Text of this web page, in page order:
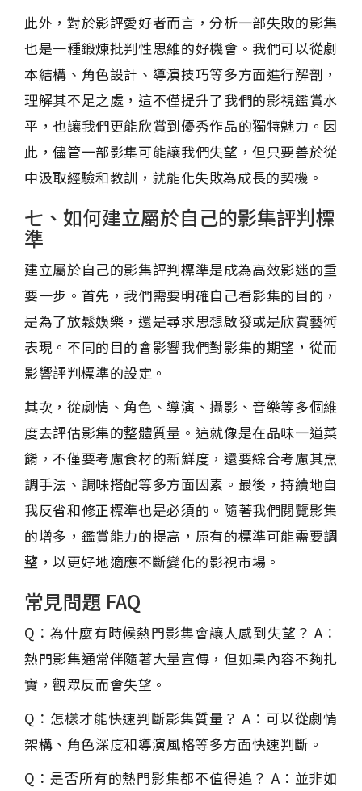
此外，對於影評愛好者而言，分析一部失敗的影集
也是一種鍛煉批判性思維的好機會。我們可以從劇
本結構、角色設計、導演技巧等多方面進行解剖，
理解其不足之處，這不僅提升了我們的影視鑑賞水
平，也讓我們更能欣賞到優秀作品的獨特魅力。因
此，儘管一部影集可能讓我們失望，但只要善於從
中汲取經驗和教訓，就能化失敗為成長的契機。
七、如何建立屬於自己的影集評判標
準
建立屬於自己的影集評判標準是成為高效影迷的重
要一步。首先，我們需要明確自己看影集的目的，
是為了放鬆娛樂，還是尋求思想啟發或是欣賞藝術
表現。不同的目的會影響我們對影集的期望，從而
影響評判標準的設定。
其次，從劇情、角色、導演、攝影、音樂等多個維
度去評估影集的整體質量。這就像是在品味一道菜
餚，不僅要考慮食材的新鮮度，還要綜合考慮其烹
調手法、調味搭配等多方面因素。最後，持續地自
我反省和修正標準也是必須的。隨著我們閱覽影集
的增多，鑑賞能力的提高，原有的標準可能需要調
整，以更好地適應不斷變化的影視市場。
常見問題 FAQ
Q：為什麼有時候熱門影集會讓人感到失望？ A：
熱門影集通常伴隨著大量宣傳，但如果內容不夠扎
實，觀眾反而會失望。
Q：怎樣才能快速判斷影集質量？ A：可以從劇情
架構、角色深度和導演風格等多方面快速判斷。
Q：是否所有的熱門影集都不值得追？ A：並非如